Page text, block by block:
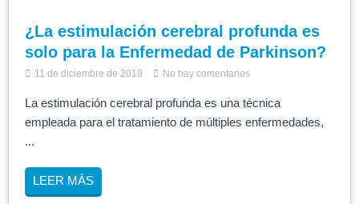
¿La estimulación cerebral profunda es
solo para la Enfermedad de Parkinson?
11 de diciembre de 2019 No hay comentarios
La estimulación cerebral profunda es una técnica
empleada para el tratamiento de múltiples enfermedades,
...
LEER MÁS